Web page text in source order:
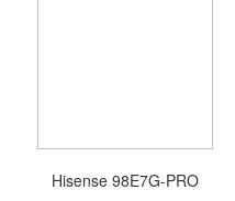
Hisense 98E7G-PRO